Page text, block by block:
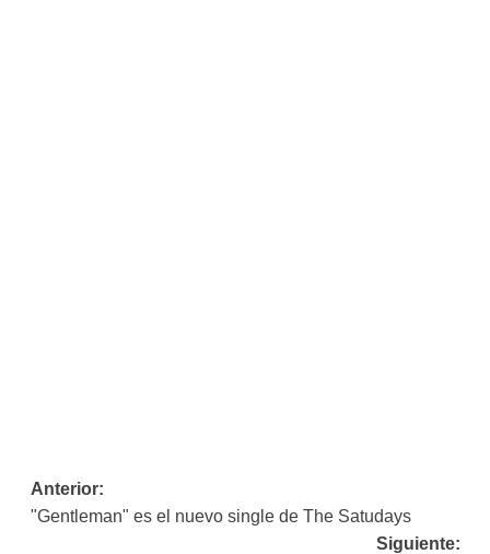
Navegación
de
Anterior:
"Gentleman" es el nuevo single de The Satudays
Siguiente: